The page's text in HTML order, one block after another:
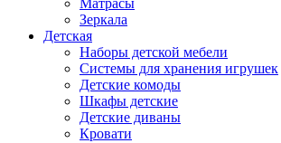
Матрасы
Зеркала
Детская
Наборы детской мебели
Системы для хранения игрушек
Детские комоды
Шкафы детские
Детские диваны
Кровати